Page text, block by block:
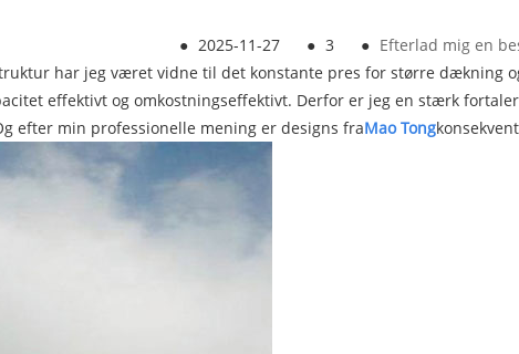
● 2025-11-27 ● 3 ● Efterlad mig en
har jeg været vidne til det konstante pres for større dækning
effektivt og omkostningseffektivt. Derfor er jeg en stærk
efter min professionelle mening er designs fraMao Tong